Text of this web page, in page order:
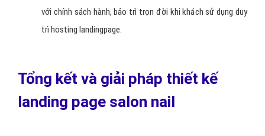
với chính sách hành, bảo trì trọn đời khi khách sử dụng duy
trì hosting landingpage.
Tổng kết và giải pháp thiết kế
landing page salon nail